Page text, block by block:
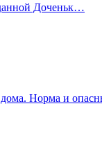
Доченьк…
Норма и